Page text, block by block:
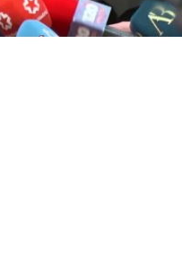
de Bono se armó la